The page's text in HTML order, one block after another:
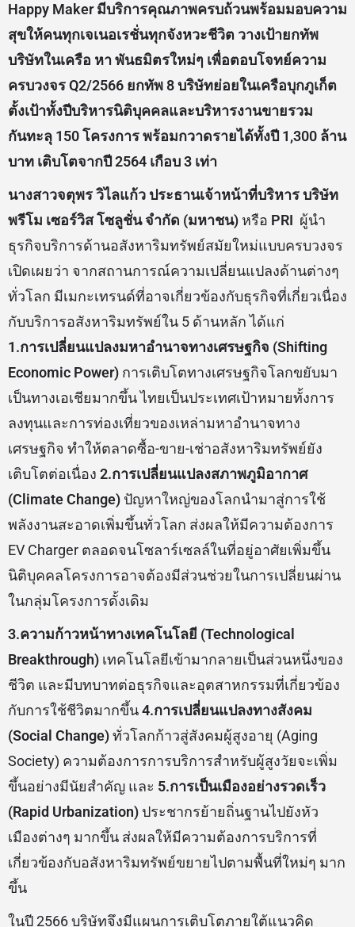
Happy Maker มีบริการคุณภาพครบถ้วนพร้อมมอบความ
สุขให้คนทุกเจเนอเรชั่นทุกจังหวะชีวิต วางเป้ายกทัพ
บริษัทในเครือ หา พันธมิตรใหม่ๆ เพื่อตอบโจทย์ความ
ครบวงจร Q2/2566 ยกทัพ 8 บริษัทย่อยในเครือบุกภูเก็ต
ตั้งเป้าทั้งปีบริหารนิติบุคคลและบริหารงานขายรวม
กันทะลุ 150 โครงการ พร้อมกวาดรายได้ทั้งปี 1,300 ล้าน
บาท เติบโตจากปี 2564 เกือบ 3 เท่า
นางสาวจตุพร วิไลแก้ว ประธานเจ้าหน้าที่บริหาร บริษัท
พรี​โม เซอร์วิส โซลูชั่น จำกัด (มหาชน) หรือ PRI ผู้นำ
ธุรกิจบริการด้านอสังหาริมทรัพย์สมัยใหม่แบบครบวงจร
เปิดเผยว่า จากสถานการณ์ความเปลี่ยนแปลงด้านต่างๆ
ทั่วโลก มีเมกะเทรนด์ที่อาจเกี่ยวข้องกับธุรกิจที่เกี่ยวเนื่อง
กับบริการอสังหาริมทรัพย์ใน 5 ด้านหลัก ได้แก่
1.การเปลี่ยนแปลงมหาอำนาจทางเศรษฐกิจ (Shifting
Economic Power) การเติบโตทางเศรษฐกิจโลกขยับมา
เป็นทางเอเชียมากขึ้น ไทยเป็นประเทศเป้าหมายทั้งการ
ลงทุนและการท่องเที่ยวของเหล่ามหาอำนาจทาง
เศรษฐกิจ ทำให้ตลาดซื้อ-ขาย-เช่าอสังหาริมทรัพย์ยัง
เติบโตต่อเนื่อง 2.การเปลี่ยนแปลงสภาพภูมิอากาศ
(Climate Change) ปัญหาใหญ่ของโลกนำมาสู่การใช้
พลังงานสะอาดเพิ่มขึ้นทั่วโลก ส่งผลให้มีความต้องการ
EV Charger ตลอดจนโซลาร์เซลล์ในที่อยู่อาศัยเพิ่มขึ้น
นิติบุคคลโครงการอาจต้องมีส่วนช่วยในการเปลี่ยนผ่าน
ในกลุ่มโครงการดั้งเดิม
3.ความก้าวหน้าทางเทคโนโลยี (Technological
Breakthrough) เทคโนโลยีเข้ามากลายเป็นส่วนหนึ่งของ
ชีวิต และมีบทบาทต่อธุรกิจและอุตสาหกรรมที่เกี่ยวข้อง
กับการใช้ชีวิตมากขึ้น4.การเปลี่ยนแปลงทางสังคม
(Social Change)ทั่วโลกก้าวสู่สังคมผู้สูงอายุ (Aging
Society) ความต้องการการบริการสำหรับผู้สูงวัยจะเพิ่ม
ขึ้นอย่างมีนัยสำคัญ และ 5.การเป็นเมืองอย่างรวดเร็ว
(Rapid Urbanization) ประชากรย้ายถิ่นฐานไปยังหัว
เมืองต่างๆ มากขึ้น ส่งผลให้มีความต้องการบริการที่
เกี่ยวข้องกับอสังหาริมทรัพย์ขยายไปตามพื้นที่ใหม่ๆ มาก
ขึ้น
ในปี 2566 บริษัทจึงมีแผนการเติบโตภายใต้แนวคิด